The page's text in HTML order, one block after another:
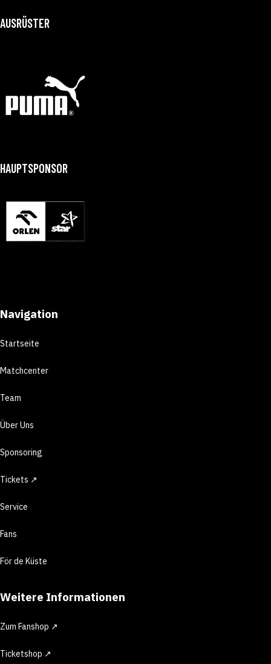
AUSRÜSTER
HAUPTSPONSOR
Navigation
Startseite
Matchcenter
Team
Über Uns
Sponsoring
Tickets ↗
Service
Fans
För de Küste
Weitere Informationen
Zum Fanshop ↗
Ticketshop ↗